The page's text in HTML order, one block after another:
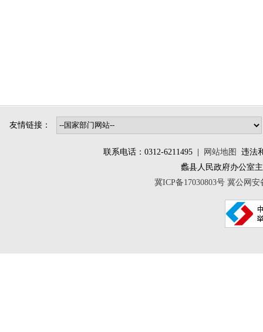
友情链接：
联系电话：0312-6211495 | 网站地图
违法
蠡县人民政府办公
冀ICP备17030803号 冀公网安